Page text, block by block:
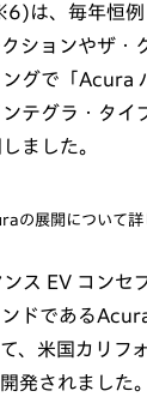
は、毎年恒
ションやザ・
グで「Acura
テグラ・タイ
ました。
の展開について詳
ス EV コンセ
ドである
、米国カリフ
発されました